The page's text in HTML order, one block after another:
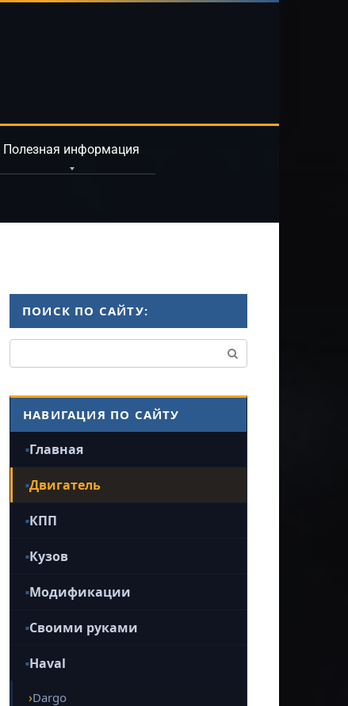
Полезная информация
ПОИСК ПО САЙТУ:
НАВИГАЦИЯ ПО САЙТУ
Главная
Двигатель
КПП
Кузов
Модификации
Своими руками
Haval
Dargo